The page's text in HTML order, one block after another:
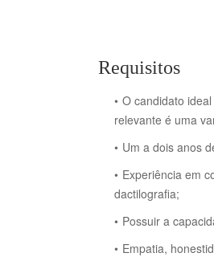
Requisitos
O candidato
relevante é uma
Um a dois anos
Experiência em
dactilografia;
Possuir a
Empatia,